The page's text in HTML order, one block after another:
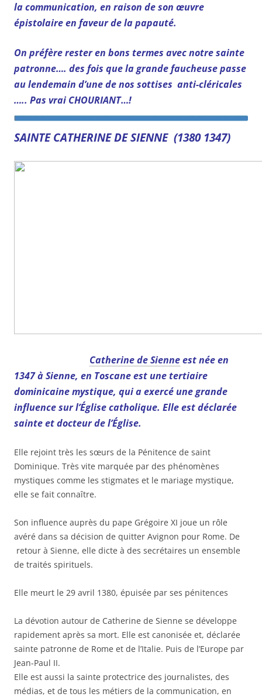
la communication, en raison de son œuvre
épistolaire en faveur de la papauté.
On préfère rester en bons termes avec notre sainte
patronne…. des fois que la grande faucheuse passe
au lendemain d’une de nos sottises anti-cléricales
….. Pas vrai CHOURIANT…!
SAINTE CATHERINE DE SIENNE (1380 1347)
Catherine de Sienneest née en
1347 à Sienne, en Toscane est une tertiaire
dominicaine mystique, qui a exercé une grande
influence sur l’Église catholique. Elle est déclarée
sainte et docteur de l’Église.
Elle rejoint très les sœurs de la Pénitence de saint
Dominique. Très vite marquée par des phénomènes
mystiques comme les stigmates et le mariage mystique,
elle se fait connaître.
Son influence auprès du pape Grégoire XI joue un rôle
avéré dans sa décision de quitter Avignon pour Rome. De
retour à Sienne, elle dicte à des secrétaires un ensemble
de traités spirituels.
Elle meurt le 29 avril 1380, épuisée par ses pénitences
La dévotion autour de Catherine de Sienne se développe
rapidement après sa mort. Elle est canonisée et, déclarée
sainte patronne de Rome et de l’Italie. Puis de l’Europe par
Jean-Paul II.
Elle est aussi la sainte protectrice des journalistes, des
médias, et de tous les métiers de la communication, en